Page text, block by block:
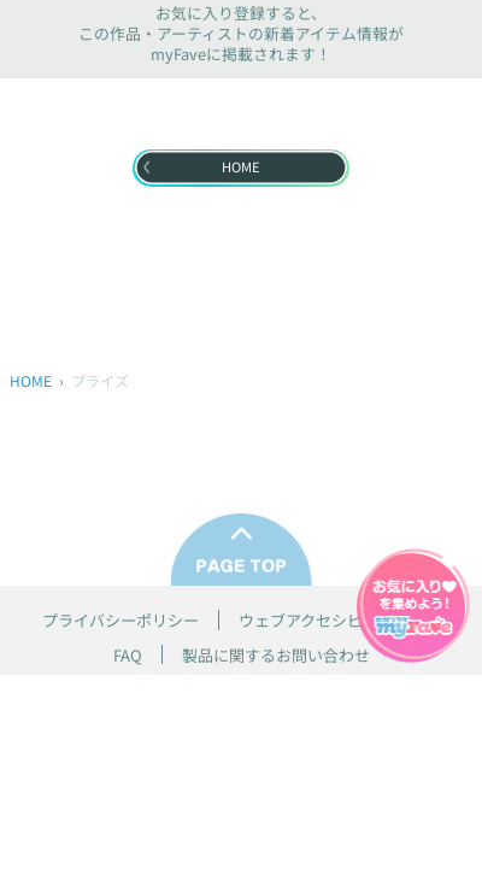
お気に入り登録すると、
この作品・アーティストの新着アイテム情報が
myFaveに掲載されます！
HOME
HOME プライズ
プライバシーポリシー
ウェブアクセシビリティ方針
FAQ
製品に関するお問い合わせ